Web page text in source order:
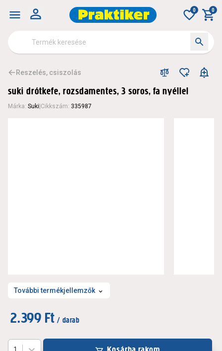
0 0
Reszelés, csiszolás
suki drótkefe, rozsdamentes, 3 soros, fa nyéllel
Márka: Suki Cikkszám: 335987
További termékjellemzők
2.399 Ft / darab